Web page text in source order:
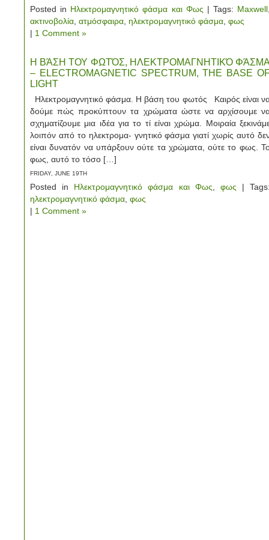
Posted in Ηλεκτρομαγνητικό φάσμα και Φως | Tags: Maxwell
ακτινοβολία ατμόσφαιρα ηλεκτρομαγνητικό φάσμα φως
| 1 Comment »
Η ΒΆΣΗ ΤΟΥ ΦΩΤΌΣ, ΗΛΕΚΤΡΟΜΑΓΝΗΤΙΚΌ
– ELECTROMAGNETIC SPECTRUM, THE BASE
LIGHT
Ηλεκτρομαγνητικό φάσμα. Η βάση του φωτός Καιρός είναι
δούμε πώς προκύπτουν τα χρώματα ώστε να αρχίσουμε
σχηματίζουμε μια ιδέα για το τί είναι χρώμα. Μοιραία
λοιπόν από το ηλεκτρομα- γνητικό φάσμα γιατί χωρίς αυτό
είναι δυνατόν να υπάρξουν ούτε τα χρώματα, ούτε το φως.
φως, αυτό το τόσο […]
FRIDAY, JUNE 19TH
Posted in Ηλεκτρομαγνητικό φάσμα και Φως φως |
ηλεκτρομαγνητικό φάσμα φως
| 1 Comment »